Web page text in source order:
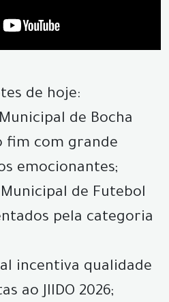
de hoje:
de Bocha
fim com grande
emocionantes;
de Futebol
pela categoria
incentiva qualidade
ao JIIDO 2026;